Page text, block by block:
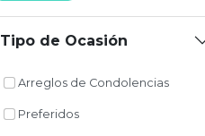
Tipo de Ocasión
Arreglos de Condolencias
Preferidos